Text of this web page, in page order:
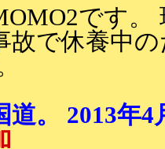
です。
故で休養中
道。 2013